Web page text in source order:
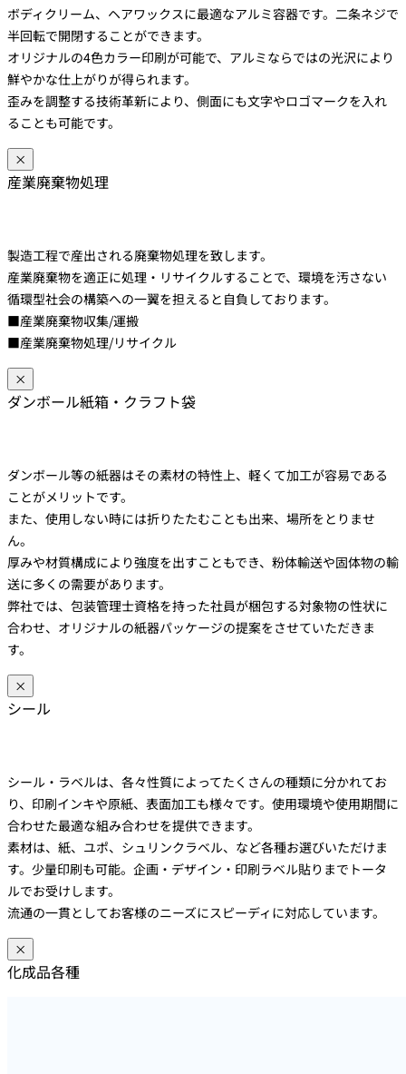
ボディクリーム、ヘアワックスに最適なアルミ容器です。二条ネジで
半回転で開閉することができます。
オリジナルの4色カラー印刷が可能で、アルミならではの光沢により
鮮やかな仕上がりが得られます。
歪みを調整する技術革新により、側面にも文字やロゴマークを入れ
ることも可能です。
×
産業廃棄物処理
製造工程で産出される廃棄物処理を致します。
産業廃棄物を適正に処理・リサイクルすることで、環境を汚さない
循環型社会の構築への一翼を担えると自負しております。
■産業廃棄物収集/運搬
■産業廃棄物処理/リサイクル
×
ダンボール紙箱・クラフト袋
ダンボール等の紙器はその素材の特性上、軽くて加工が容易である
ことがメリットです。
また、使用しない時には折りたたむことも出来、場所をとりませ
ん。
厚みや材質構成により強度を出すこともでき、粉体輸送や固体物の輸
送に多くの需要があります。
弊社では、包装管理士資格を持った社員が梱包する対象物の性状に
合わせ、オリジナルの紙器パッケージの提案をさせていただきま
す。
×
シール
シール・ラベルは、各々性質によってたくさんの種類に分かれてお
り、印刷インキや原紙、表面加工も様々です。使用環境や使用期間に
合わせた最適な組み合わせを提供できます。
素材は、紙、ユポ、シュリンクラベル、など各種お選びいただけま
す。少量印刷も可能。企画・デザイン・印刷ラベル貼りまでトータ
ルでお受けします。
流通の一貫としてお客様のニーズにスピーディに対応しています。
×
化成品各種